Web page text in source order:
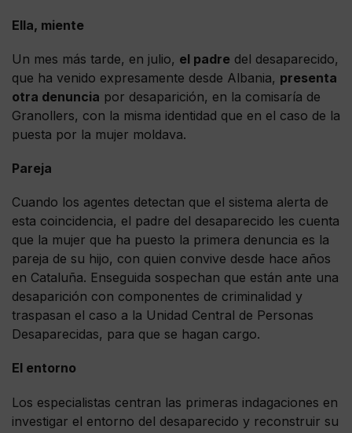
Ella, miente
Un mes más tarde, en julio, el padre del desaparecido,
que ha venido expresamente desde Albania, presenta
otra denuncia por desaparición, en la comisaría de
Granollers, con la misma identidad que en el caso de la
puesta por la mujer moldava.
Pareja
Cuando los agentes detectan que el sistema alerta de
esta coincidencia, el padre del desaparecido les cuenta
que la mujer que ha puesto la primera denuncia es la
pareja de su hijo, con quien convive desde hace años
en Cataluña. Enseguida sospechan que están ante una
desaparición con componentes de criminalidad y
traspasan el caso a la Unidad Central de Personas
Desaparecidas, para que se hagan cargo.
El entorno
Los especialistas centran las primeras indagaciones en
investigar el entorno del desaparecido y reconstruir su